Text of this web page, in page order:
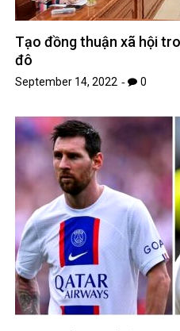
Tạo đồng thuận xã hội
đô
September 14, 2022 0